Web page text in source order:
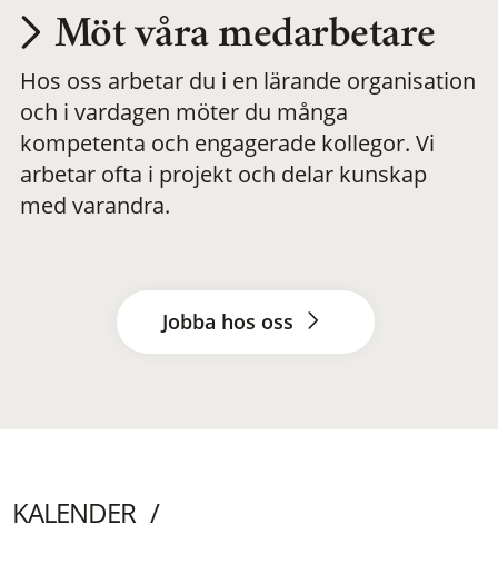
Möt våra medarbetare
Hos oss arbetar du i en lärande organisation
och i vardagen möter du många
kompetenta och engagerade kollegor. Vi
arbetar ofta i projekt och delar kunskap
med varandra.
Jobba hos oss
KALENDER